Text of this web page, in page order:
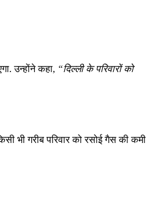
उन्होंने कहा, “दिल्ली के परिवारों को
भी गरीब परिवार को रसोई गैस की कमी